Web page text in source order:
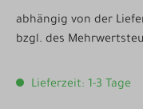
abhängig von der
bzgl. des
Lieferzeit: 1-3 Tage